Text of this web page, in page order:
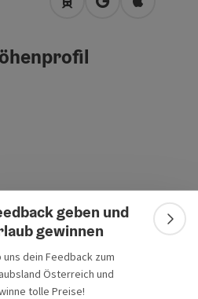
geben und
gewinnen
uns dein Feedback zum
Österreich und
tolle Preise!
Anreise mitin Google Maps
in Apple